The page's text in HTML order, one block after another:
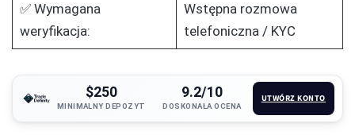
✅ Wymagana
weryfikacja:
Wstępna rozmowa
telefoniczna / KYC
$250
MINIMALNY DEPOZYT
9.2/10
DOSKONAŁA OCENA
UTWÓRZ KONTO